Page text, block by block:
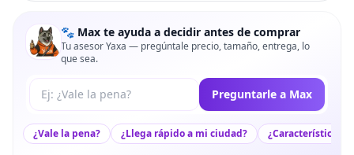
🐾 Max te ayuda a decidir antes de comprar
Tu asesor Yaxa — pregúntale precio, tamaño, entrega, lo
que sea.
Tu pregunta a Max Preguntarle a Max
¿Vale la pena? ¿Llega rápido a mi ciudad? ¿Características